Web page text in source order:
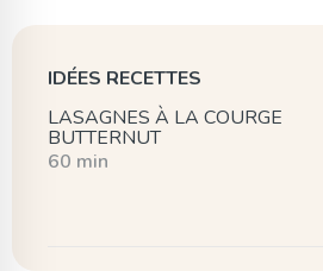
IDÉES RECETTES
LASAGNES À LA COURGE
BUTTERNUT
60 min